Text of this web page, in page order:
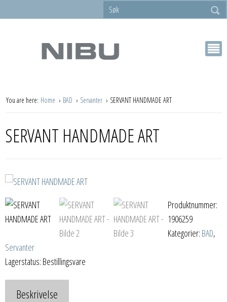
You are here: Home BAD Servanter SERVANT HANDMADE ART
SERVANT HANDMADE ART
Produktnummer:
1906259
Kategorier: BAD,
Servanter
Lagerstatus: Bestillingsvare
Beskrivelse